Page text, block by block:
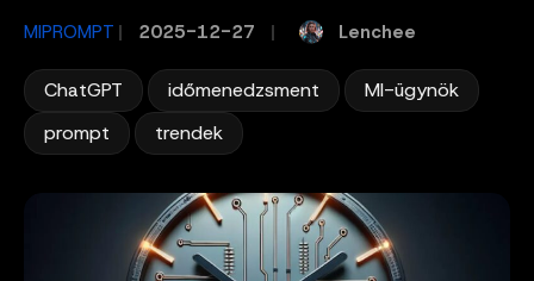
MIPROMPT / 2025-12-27 Lenchee
ChatGPT időmenedzsment MI-ügynök
prompt
trendek